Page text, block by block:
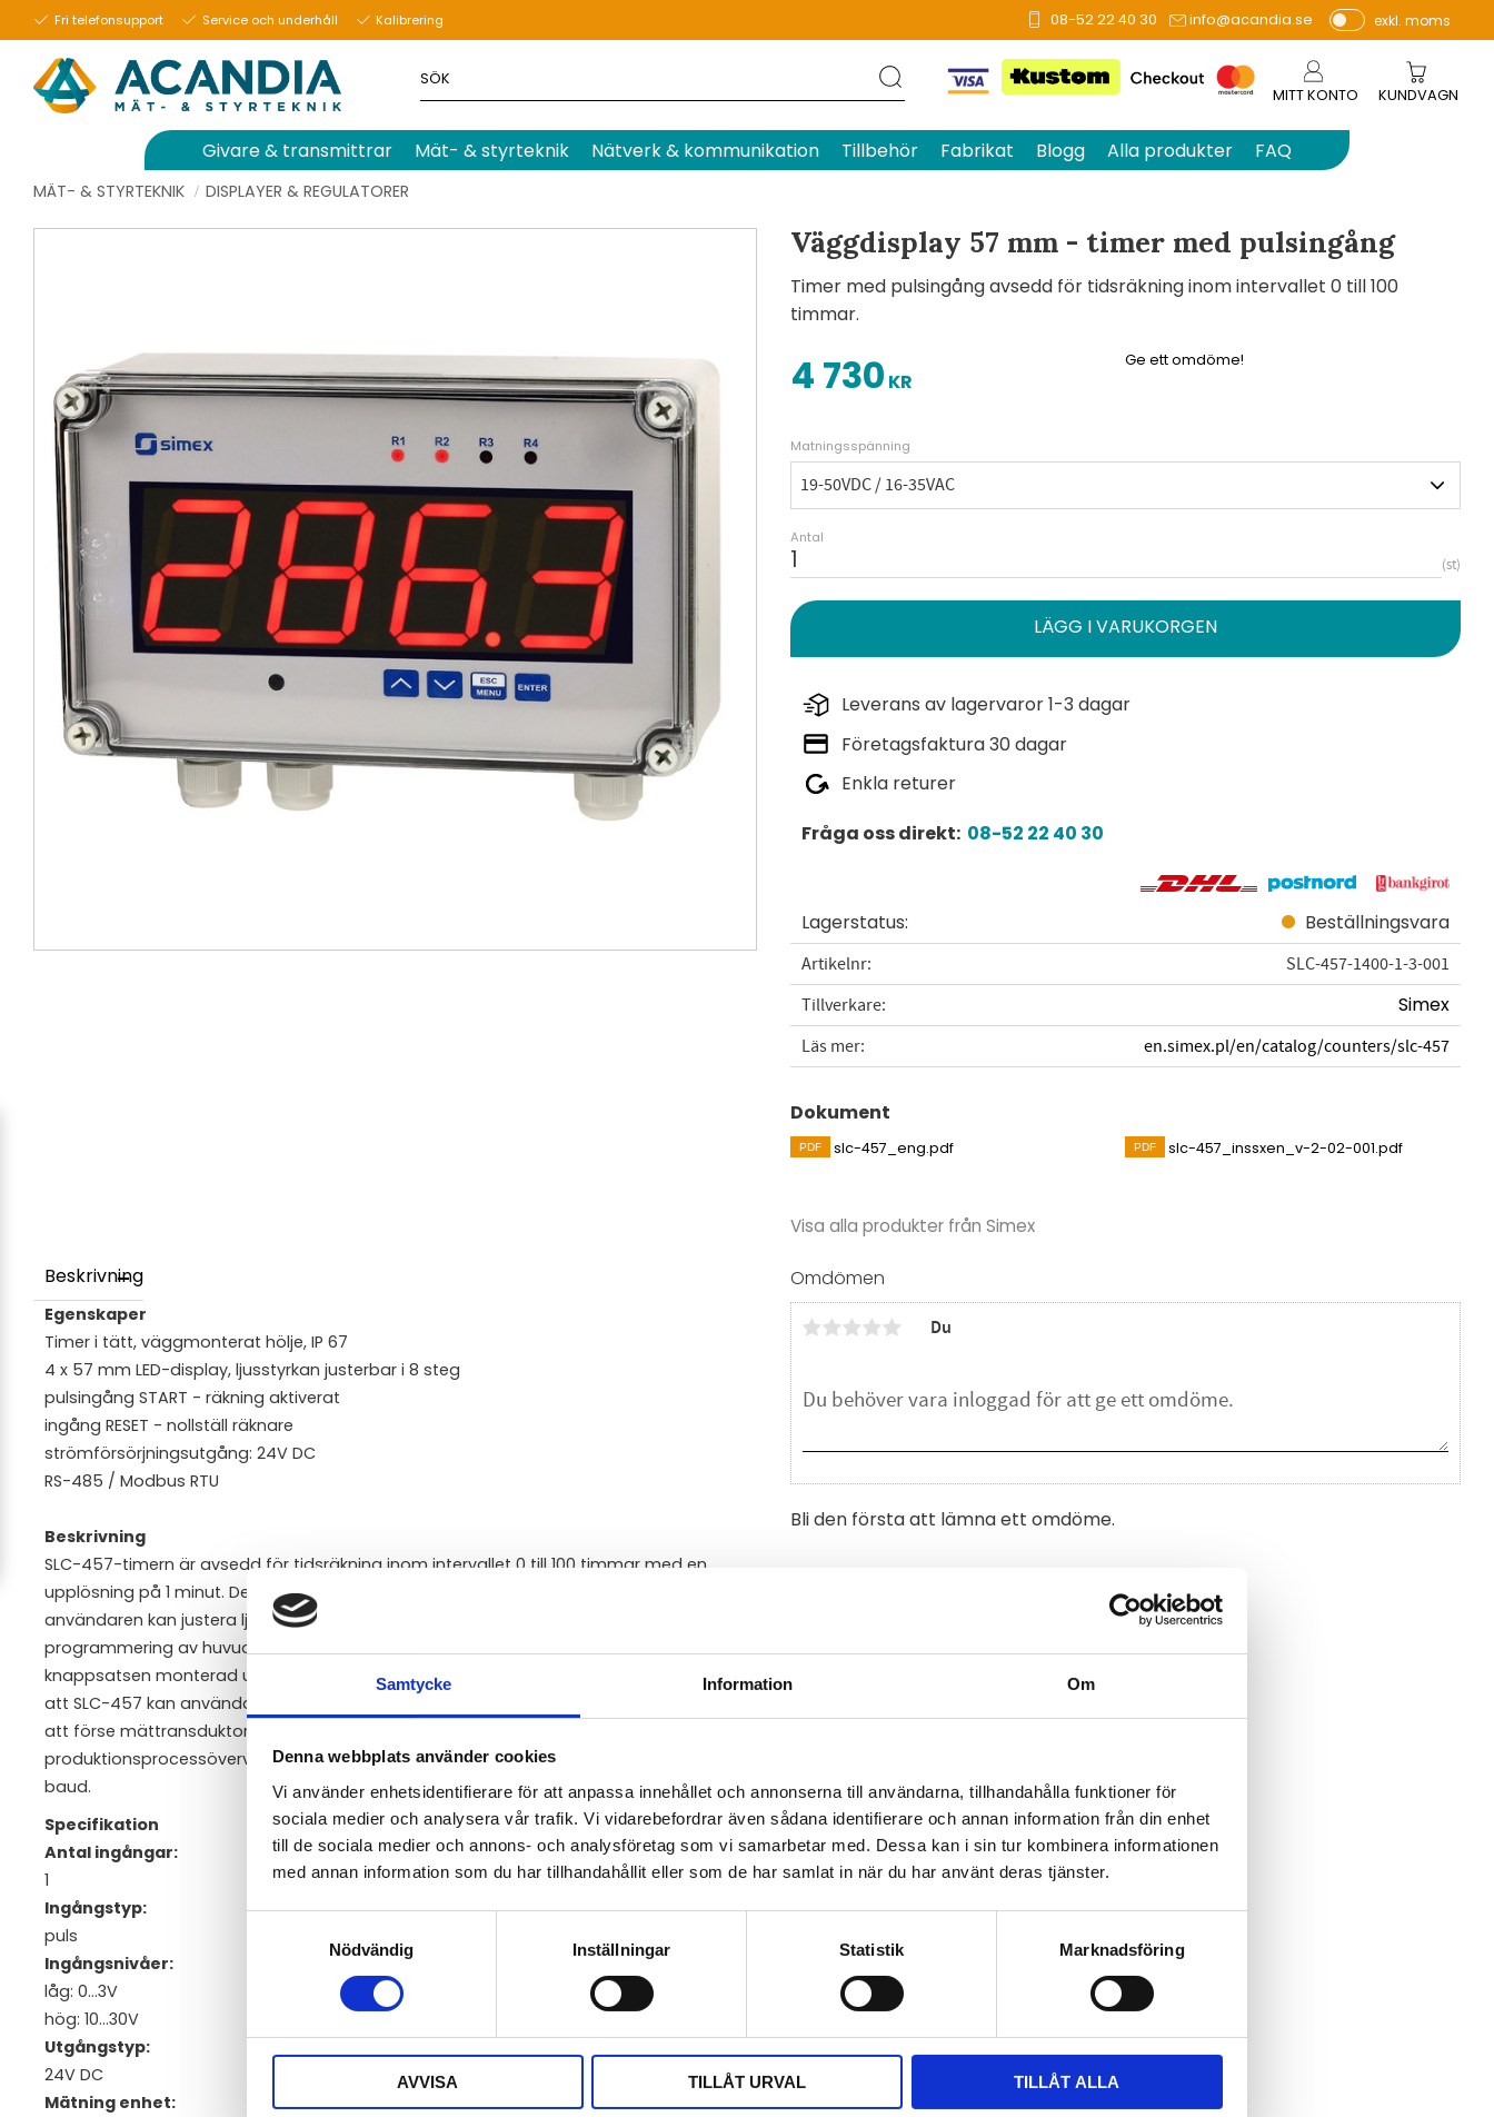
Samtycke Information Om
Denna webbplats använder cookies
Vi använder enhetsidentifierare för att anpassa innehållet och annonserna till användarna, tillhandahålla funktioner för
sociala medier och analysera vår trafik. Vi vidarebefordrar även sådana identifierare och annan information från din enhet
till de sociala medier och annons- och analysföretag som vi samarbetar med. Dessa kan i sin tur kombinera informationen
med annan information som du har tillhandahållit eller som de har samlat in när du har använt deras tjänster.
Nödvändig
Inställningar Statistik Marknadsföring
AVVISA TILLÅT URVAL TILLÅT ALLA
Fri telefonsupport Service och underhåll Kalibrering 08-52 22 40 30 info@acandia.se
P
e
r
vi
s
exkl. moms
MITT KONTO KUNDVAGN
Givare & transmittrar Mät- & styrteknik Nätverk & kommunikation Tillbehör Fabrikat Blogg Alla produkter FAQ
MÄT- & STYRTEKNIK DISPLAYER & REGULATORER
Väggdisplay 57 mm - timer med pulsingång
Timer med pulsingång avsedd för tidsräkning inom intervallet 0 till 100
timmar.
4 730 KR
Matningsspänning
Antal
st
Leverans av lagervaror 1-3 dagar
Företagsfaktura 30 dagar
Enkla returer
Fråga oss direkt: 08-52 22 40 30
Lagerstatus Beställningsvara
Artikelnr
SLC-457-1400-1-3-001
Tillverkare
Simex
Läs mer en.simex.pl/en/catalog/counters/slc-457
Dokument
slc-457_eng.pdf slc-457_inssxen_v-2-02-001.pdf
Visa alla produkter från Simex
Ge ett omdöme!
Beskrivning
Egenskaper
Timer i tätt, väggmonterat hölje, IP 67
4 x 57 mm LED-display, ljusstyrkan justerbar i 8 steg
pulsingång START - räkning aktiverat
ingång RESET - nollställ räknare
strömförsörjningsutgång: 24V DC
RS-485 / Modbus RTU
Beskrivning
SLC-457-timern är avsedd för tidsräkning inom intervallet 0 till 100 timmar med en
upplösning på 1 minut. Det aktuella resultatet visas på en 4-siffrig display, och
användaren kan justera ljusstyrkan i 8 steg. Enheten är utrustad med 4 knappar för
programmering av huvudinställningar. För att uppnå hög skyddsnivå, IP 67, är
knappsatsen monterad under ett transparent vattentätt skydd. Denna funktion gör
att SLC-457 kan användas i riskfyllda miljöer. 24V DC / 100 mA-utgången är avsedd
att förse mättransduktorer med ström, och RS-485-porten möjliggör dataöverföring i
produktionsprocessövervakningssystem. Baudrate kan ändras från 1200 till 115200
baud.
Specifikation
Antal ingångar:
1
Ingångstyp:
puls
Ingångsnivåer:
låg: 0...3V
hög: 10...30V
Utgångstyp:
24V DC
Mätning enhet:
Omdömen
Baserat på 0 betyg.
Du
Bli den första att lämna ett omdöme.